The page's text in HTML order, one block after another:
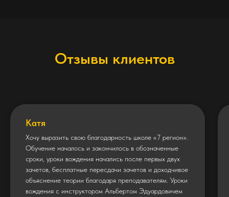
Отзывы клиентов
Катя
Хочу выразить свою благодарность школе «7 регион».
Обучение началось и закончилось в обозначенные
сроки, уроки вождения начались после первых двух
зачетов, бесплатные пересдачи зачетов и доходчивое
объяснение теории благодаря преподавателям. Уроки
вождения с инструктором Альбертом Эдуардовичем